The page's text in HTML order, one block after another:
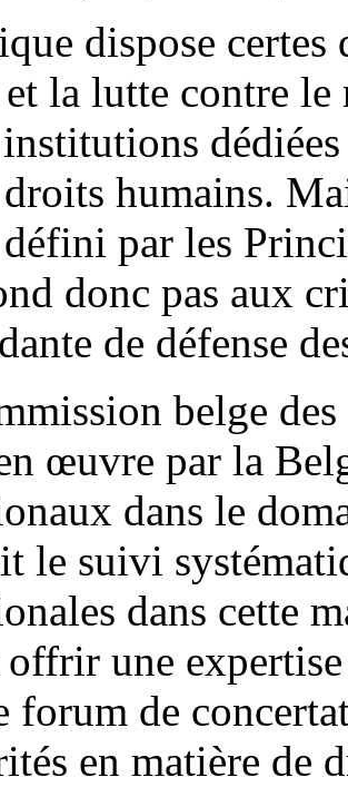
dispose
et la lutte contre
humains.
par les
donc pas aux
de défense
belge
œuvre par la
dans le
le suivi
dans cette
une
forum de
en matière de